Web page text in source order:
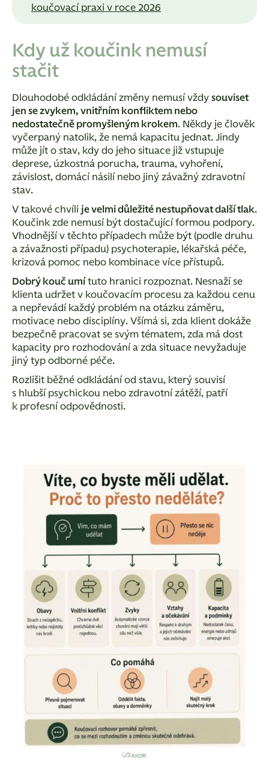
koučovací praxi v roce 2026
Kdy už koučink nemusí
stačit
Dlouhodobé odkládání změny nemusí vždy souviset
jen se zvykem, vnitřním konfliktem nebo
nedostatečně promyšleným krokem. Někdy je člověk
vyčerpaný natolik, že nemá kapacitu jednat. Jindy
může jít o stav, kdy do jeho situace již vstupuje
deprese, úzkostná porucha, trauma, vyhoření,
závislost, domácí násilí nebo jiný závažný zdravotní
stav.
V takové chvíli je velmi důležité nestupňovat další tlak.
Koučink zde nemusí být dostačující formou podpory.
Vhodnější v těchto případech může být (podle druhu
a závažnosti případu) psychoterapie, lékařská péče,
krizová pomoc nebo kombinace více přístupů.
Dobrý kouč umí tuto hranici rozpoznat. Nesnaží se
klienta udržet v koučovacím procesu za každou cenu
a nepřevádí každý problém na otázku záměru,
motivace nebo disciplíny. Všímá si, zda klient dokáže
bezpečně pracovat se svým tématem, zda má dost
kapacity pro rozhodování a zda situace nevyžaduje
jiný typ odborné péče.
Rozlišit běžné odkládání od stavu, který souvisí
s hlubší psychickou nebo zdravotní zátěží, patří
k profesní odpovědnosti.